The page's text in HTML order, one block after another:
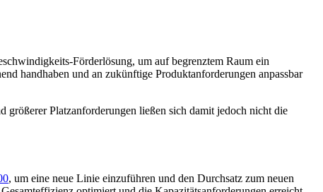
Förderlösung, um auf begrenztem Raum ein
handhaben und an zukünftige Produktanforderungen anpassbar
Platzanforderungen ließen sich damit jedoch nicht die
, um eine neue Linie einzuführen und den Durchsatz zum neuen